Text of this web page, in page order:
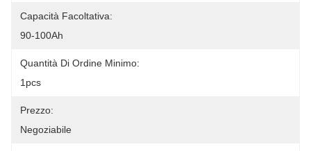
Capacità Facoltativa:
90-100Ah
Quantità Di Ordine Minimo:
1pcs
Prezzo:
Negoziabile